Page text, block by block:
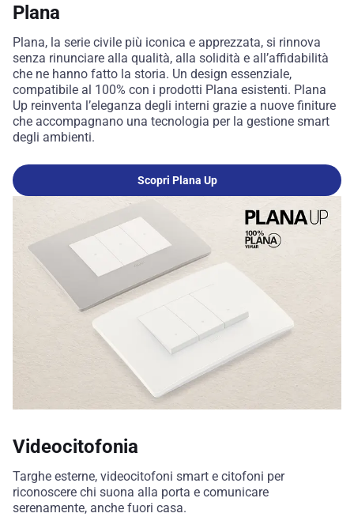
Plana
Plana, la serie civile più iconica e apprezzata, si rinnova
senza rinunciare alla qualità, alla solidità e all’affidabilità
che ne hanno fatto la storia. Un design essenziale,
compatibile al 100% con i prodotti Plana esistenti. Plana
Up reinventa l’eleganza degli interni grazie a nuove finiture
che accompagnano una tecnologia per la gestione smart
degli ambienti.
Scopri Plana Up
Videocitofonia
Targhe esterne, videocitofoni smart e citofoni per
riconoscere chi suona alla porta e comunicare
serenamente, anche fuori casa.